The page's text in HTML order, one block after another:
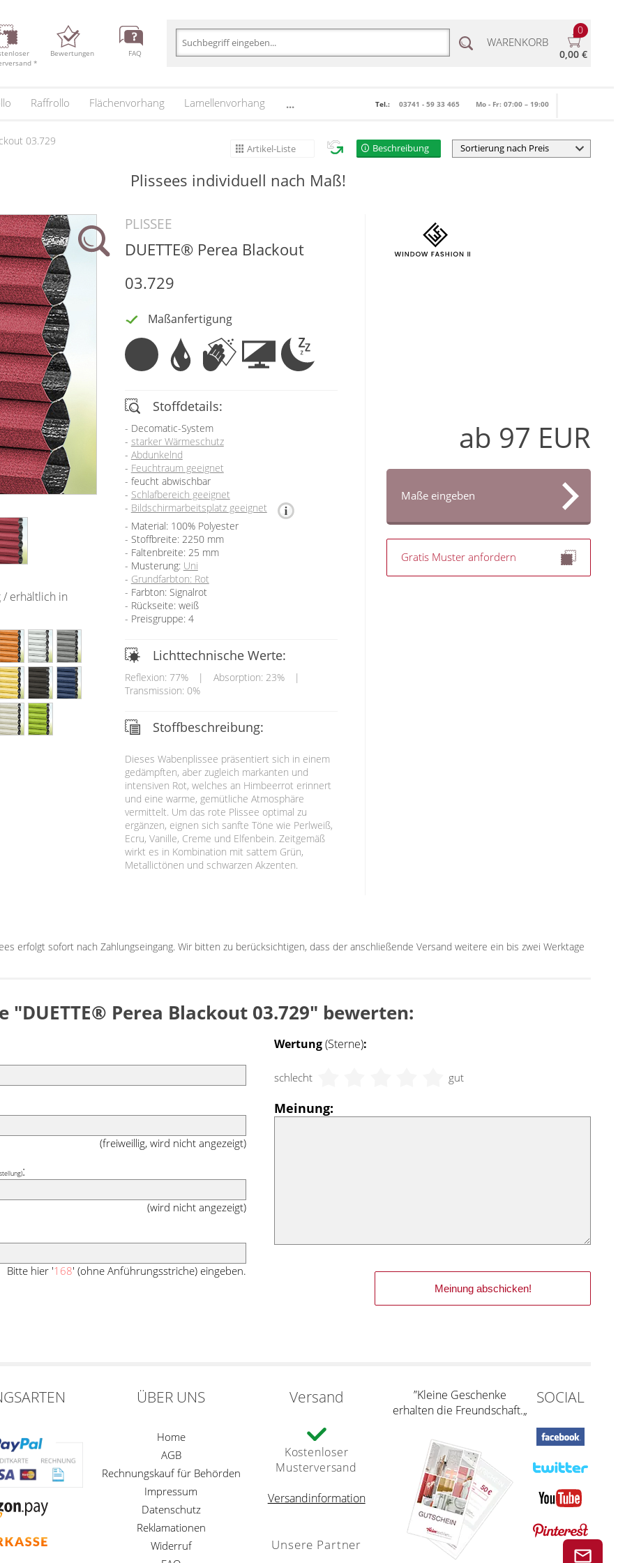
*
Bewertungen FAQ
0
WARENKORB
0,00 €
Raffrollo Flächenvorhang Lamellenvorhang ... Tel.: 03741 - 59 33 465 Mo - Fr: 07:00 – 19:00
03.729
Artikel-Liste Beschreibung
Plissees individuell nach Maß!
/ erhältlich in
PLISSEE
DUETTE® Perea Blackout
03.729
Maßanfertigung
Stoffdetails:
Decomatic-System
starker Wärmeschutz
Abdunkelnd
Feuchtraum geeignet
feucht abwischbar
Schlafbereich geeignet
Bildschirmarbeitsplatz geeignet
Material: 100% Polyester
Stoffbreite: 2250 mm
Faltenbreite: 25 mm
Musterung: Uni
Grundfarbton: Rot
Farbton: Signalrot
Rückseite: weiß
Preisgruppe: 4
Lichttechnische Werte:
Reflexion: 77% | Absorption: 23%
|
Transmission: 0%
Stoffbeschreibung:
Dieses Wabenplissee präsentiert sich in einem
gedämpften, aber zugleich markanten und
intensiven Rot, welches an Himbeerrot erinnert
und eine warme, gemütliche Atmosphäre
vermittelt. Um das rote Plissee optimal zu
ergänzen, eignen sich sanfte Töne wie Perlweiß,
Ecru, Vanille, Creme und Elfenbein. Zeitgemäß
wirkt es in Kombination mit sattem Grün,
Metallictönen und schwarzen Akzenten.
ab 97 EUR
Maße eingeben
Gratis Muster anfordern
erfolgt sofort nach Zahlungseingang. Wir bitten zu berücksichtigen, dass der anschließende Versand weitere ein bis zwei Werktage
"DUETTE® Perea Blackout 03.729" bewerten:
(freiweillig, wird nicht angezeigt)
:
(wird nicht angezeigt)
Bitte hier '168' (ohne Anführungsstriche) eingeben.
Wertung(Sterne):
schlecht gut
Meinung:
ÜBER UNS
Home
AGB
Rechnungskauf für Behörden
Impressum
Datenschutz
Reklamationen
Widerruf
Versand
Kostenloser
Musterversand
Versandinformation
Unsere Partner
”Kleine Geschenke
erhalten die Freundschaft.„
SOCIAL